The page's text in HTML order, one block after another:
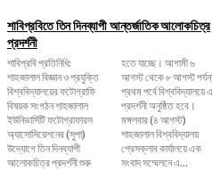
শাবিপ্রবিতে তিন দিনব্যাপী আন্তর্জাতিক আলোকচিত্র
প্রদর্শনী
শাবিপ্রবি প্রতিনিধি:
শাহজালাল বিজ্ঞান ও প্রযুক্তি
বিশ্ববিদ্যালয়ের ফটোগ্রাফি
বিষয়ক সংগঠন শাহজালাল
ইউনিভার্সিটি ফটোগ্রাফারস
অ্যাসোসিয়েশনের (সুপা)
উদ্যোগে তিন দিনব্যাপী
আলোকচিত্র প্রদর্শনী শুরু
হতে যাচ্ছে। আগামী ৬
আগস্ট থেকে ৮ আগস্ট পর্যন্ত
প্রথম পর্বে বিশ্ববিদ্যালয়ে এ
প্রদর্শনী অনুষ্ঠিত হবে।
মঙ্গলবার (৪ আগস্ট)
শাহজালাল বিশ্ববিদ্যালয়
প্রেসক্লাব কার্যালয়ে এক
সংবাদ সম্মেলনে এ...